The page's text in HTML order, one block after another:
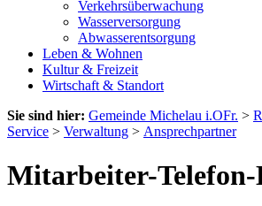
Verkehrsüberwachung
Wasserversorgung
Abwasserentsorgung
Leben & Wohnen
Kultur & Freizeit
Wirtschaft & Standort
Sie sind hier: Gemeinde Michelau i.OFr. >
Service > Verwaltung > Ansprechpartner
Mitarbeiter-